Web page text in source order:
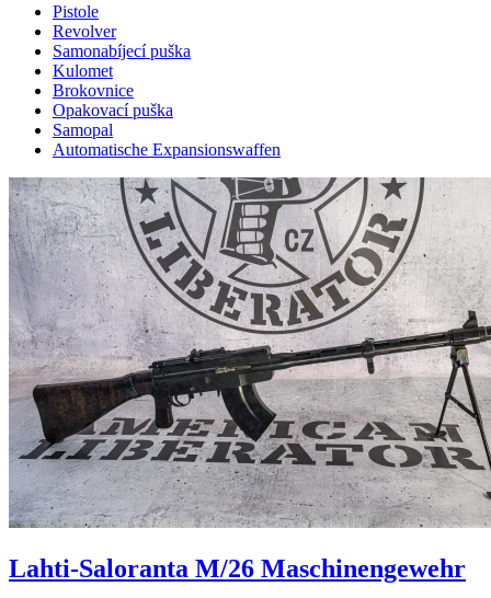
Pistole
Revolver
Samonabíjecí puška
Kulomet
Brokovnice
Opakovací puška
Samopal
Automatische Expansionswaffen
Lahti-Saloranta M/26 Maschinengewehr